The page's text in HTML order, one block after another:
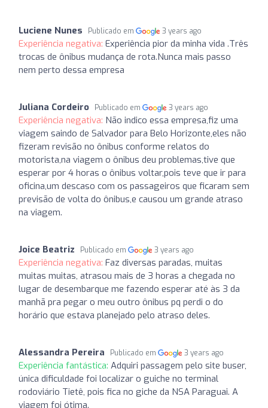
Luciene Nunes Publicado em 3 years ago
Experiência negativa: Experiência pior da minha vida .Três
trocas de ônibus mudança de rota.Nunca mais passo
nem perto dessa empresa
Juliana Cordeiro Publicado em 3 years ago
Experiência negativa: Não indico essa empresa,fiz uma
viagem saindo de Salvador para Belo Horizonte,eles não
fizeram revisão no ônibus conforme relatos do
motorista,na viagem o ônibus deu problemas,tive que
esperar por 4 horas o ônibus voltar,pois teve que ir para
oficina,um descaso com os passageiros que ficaram sem
previsão de volta do ônibus,e causou um grande atraso
na viagem.
Joice Beatriz Publicado em 3 years ago
Experiência negativa: Faz diversas paradas, muitas
muitas muitas, atrasou mais de 3 horas a chegada no
lugar de desembarque me fazendo esperar até às 3 da
manhã pra pegar o meu outro ônibus pq perdi o do
horário que estava planejado pelo atraso deles.
Alessandra Pereira Publicado em 3 years ago
Experiência fantástica: Adquiri passagem pelo site buser,
única dificuldade foi localizar o guiche no terminal
rodoviário Tietê, pois fica no giche da NSA Paraguai. A
viagem foi ótima.